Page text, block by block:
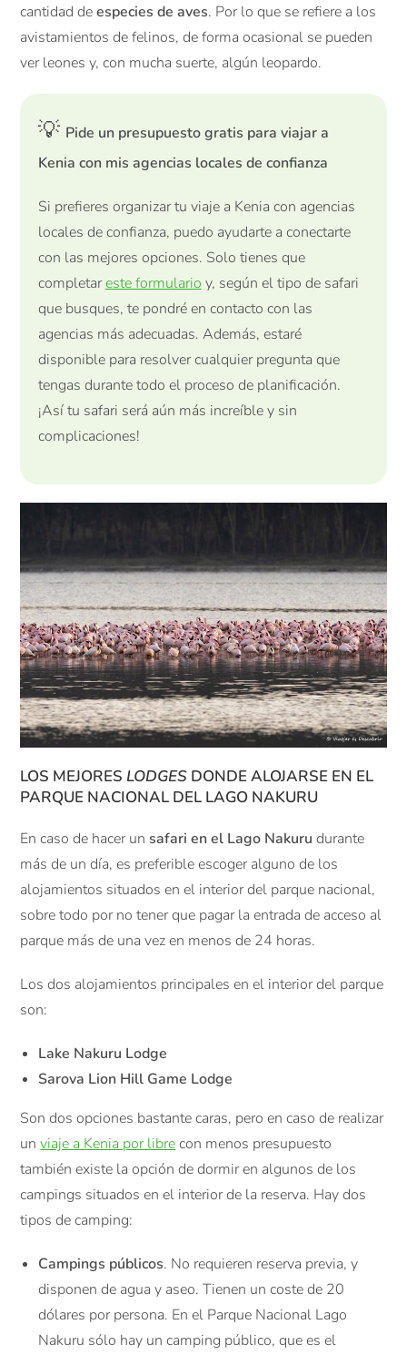
cantidad deespecies de aves. Por lo que se refiere a los
avistamientos de felinos, de forma ocasional se pueden
ver leones y, con mucha suerte, algún leopardo.
💡 Pide un presupuesto gratis para viajar a
Kenia con mis agencias locales de confianza
Si prefieres organizar tu viaje a Kenia con agencias
locales de confianza, puedo ayudarte a conectarte
con las mejores opciones. Solo tienes que
completareste formulario y, según el tipo de safari
que busques, te pondré en contacto con las
agencias más adecuadas. Además, estaré
disponible para resolver cualquier pregunta que
tengas durante todo el proceso de planificación.
¡Así tu safari será aún más increíble y sin
complicaciones!
LOS MEJORES LODGES DONDE ALOJARSE EN EL
PARQUE NACIONAL DEL LAGO NAKURU
En caso de hacer unsafari en el Lago Nakuru durante
más de un día, es preferible escoger alguno de los
alojamientos situados en el interior del parque nacional,
sobre todo por no tener que pagar la entrada de acceso al
parque más de una vez en menos de 24 horas.
Los dos alojamientos principales en el interior del parque
son:
Lake Nakuru Lodge
Sarova Lion Hill Game Lodge
Son dos opciones bastante caras, pero en caso de realizar
unviaje a Kenia por librecon menos presupuesto
también existe la opción de dormir en algunos de los
campings situados en el interior de la reserva. Hay dos
tipos de camping:
Campings públicos. No requieren reserva previa, y
disponen de agua y aseo. Tienen un coste de 20
dólares por persona. En el Parque Nacional Lago
Nakuru sólo hay un camping público, que es el